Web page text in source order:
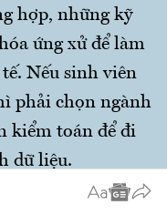
hợp, những kỹ
ứng xử để làm
Nếu sinh viên
phải chọn ngành
kiểm toán để đi
dữ liệu.
viên Trường đại